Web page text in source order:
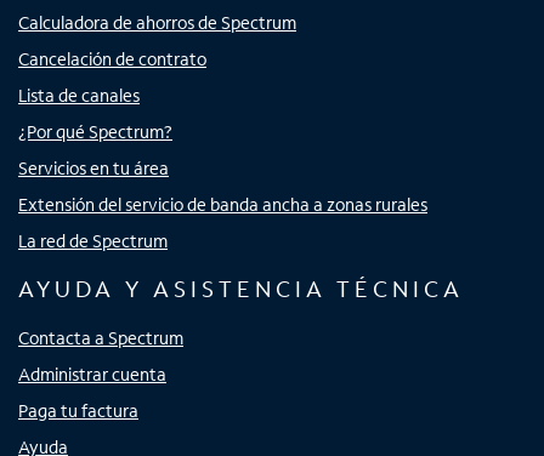
Calculadora de ahorros de Spectrum
Cancelación de contrato
Lista de canales
¿Por qué Spectrum?
Servicios en tu área
Extensión del servicio de banda ancha a zonas rurales
La red de Spectrum
AYUDA Y ASISTENCIA TÉCNICA
Contacta a Spectrum
Administrar cuenta
Paga tu factura
Ayuda